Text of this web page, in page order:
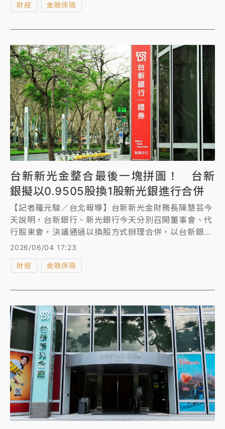
財經 金融保險
台新新光金整合最後一塊拼圖！ 台新
銀擬以0.9505股換1股新光銀進行合併
【記者羅元駿／台北報導】台新新光金財務長陳慧芸今
天說明，台新銀行、新光銀行今天分別召開董事會、代
行股東會，決議通過以換股方式辦理合併，以台新銀行
為存續公司，新光銀行為消滅公司，另將在取得主管機
2026/06/04 17:23
財經 金融保險